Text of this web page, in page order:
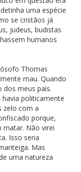
uma espécie
se cristãos já
judeus, budistas
humanos
Thomas
mau. Quando
dos meus pais.
politicamente
zelo com a
porque,
matar. Não virei
Isso seria
Mas
uma natureza